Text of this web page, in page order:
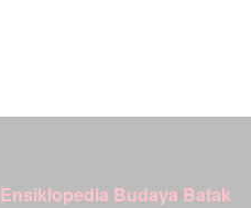
Ensiklopedia Budaya Batak